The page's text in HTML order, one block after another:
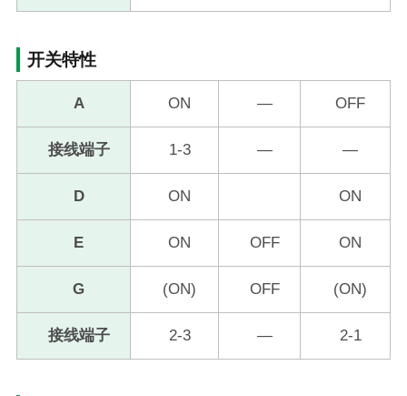
开关特性
A ON ― OFF
接线端子 1-3 ― ―
D ON ON
E ON OFF ON
G (ON) OFF (ON)
接线端子 2-3 ― 2-1